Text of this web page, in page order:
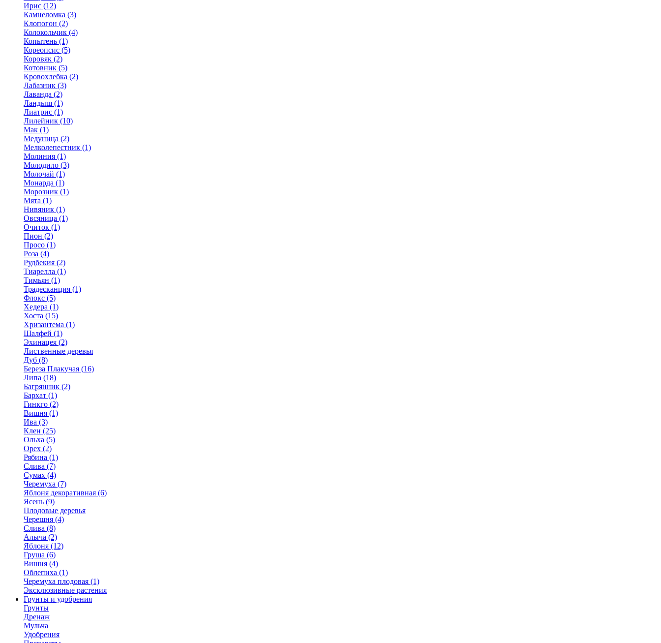
Ирис (12)
Камнеломка (3)
Клопогон (2)
Колокольчик (4)
Копытень (1)
Кореопсис (5)
Коровяк (2)
Котовник (5)
Кровохлебка (2)
Лабазник (3)
Лаванда (2)
Ландыш (1)
Лиатрис (1)
Лилейник (10)
Мак (1)
Медуница (2)
Мелколепестник (1)
Молиния (1)
Молодило (3)
Молочай (1)
Монарда (1)
Морозник (1)
Мята (1)
Нивяник (1)
Овсяница (1)
Очиток (1)
Пион (2)
Просо (1)
Роза (4)
Рудбекия (2)
Тиарелла (1)
Тимьян (1)
Традесканция (1)
Флокс (5)
Хедера (1)
Хоста (15)
Хризантема (1)
Шалфей (1)
Эхинацея (2)
Лиственные деревья
Дуб (8)
Береза Плакучая (16)
Липа (18)
Багрянник (2)
Бархат (1)
Гинкго (2)
Вишня (1)
Ива (3)
Клен (25)
Ольха (5)
Орех (2)
Рябина (1)
Слива (7)
Сумах (4)
Черемуха (7)
Яблоня декоративная (6)
Ясень (9)
Плодовые деревья
Черешня (4)
Слива (8)
Алыча (2)
Яблоня (12)
Груша (6)
Вишня (4)
Облепиха (1)
Черемуха плодовая (1)
Эксклюзивные растения
Грунты и удобрения
Грунты
Дренаж
Мульча
Удобрения